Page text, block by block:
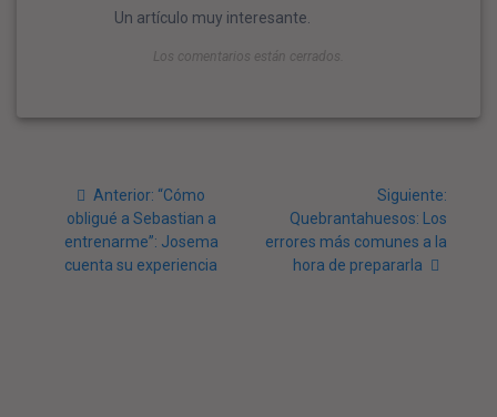
Un artículo muy interesante.
Los comentarios están cerrados.
entradas
Anterior: Post
anterior:
“Cómo
obligué a Sebastian a
entrenarme”: Josema
cuenta su experiencia
Siguiente:
Quebrantahuesos: Los
errores más comunes a la
hora de prepararla